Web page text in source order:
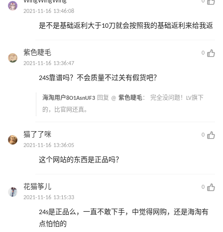
2021-11-16 13:46:08
是不是基础返利大于10刀就会按照我的基础返利来给我返
紫色睫毛
0
2021-11-16 13:36:47
24S靠谱吗？不会质量不过关有假货吧？
海淘用户8O1AsnUF3 回复 @ 紫色睫毛： 完全没问题！LV旗下
的，比官网还真。
猫了了咪
0
2021-11-16 13:36:05
这个网站的东西是正品吗？
花猫筝儿
0
2021-11-16 13:15:33
24s是正品么，一直不敢下手，中觉得网购，还是海淘有
点怕怕的